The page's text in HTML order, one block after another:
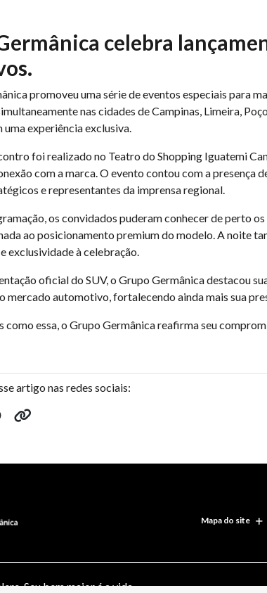
celebra
promoveu uma série de eventos especiais para
nas cidades de Campinas, Limeira,
uma experiência exclusiva.
foi realizado no Teatro do Shopping Iguatemi
com a marca. O evento contou com a
e representantes da imprensa regional.
os convidados puderam conhecer de perto
ao posicionamento premium do modelo. A noite
exclusividade à celebração.
oficial do SUV, o Grupo Germânica destacou
mercado automotivo, fortalecendo ainda mais sua
como essa, o Grupo Germânica reafirma seu
artigo nas redes sociais:
Mapa do site
Seu bem maior é a vida.